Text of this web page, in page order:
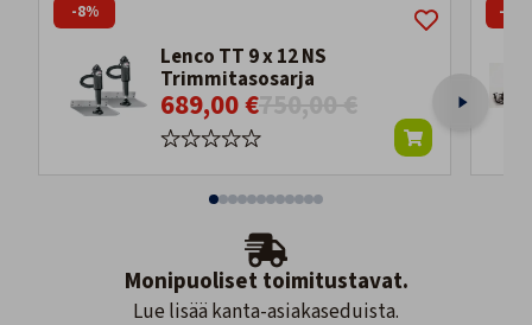
Lenco TT 9 x 12 NS
Trimmitasosarja
689,00 €750,00 €
-8% -
Monipuoliset toimitustavat.
Lue lisää kanta-asiakaseduista.